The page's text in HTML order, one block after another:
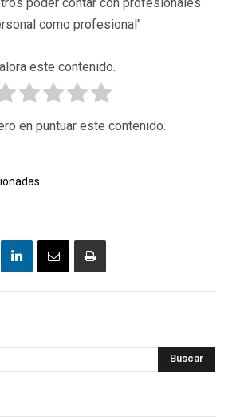
como profesional"
este contenido.
en puntuar este contenido.
Buscar